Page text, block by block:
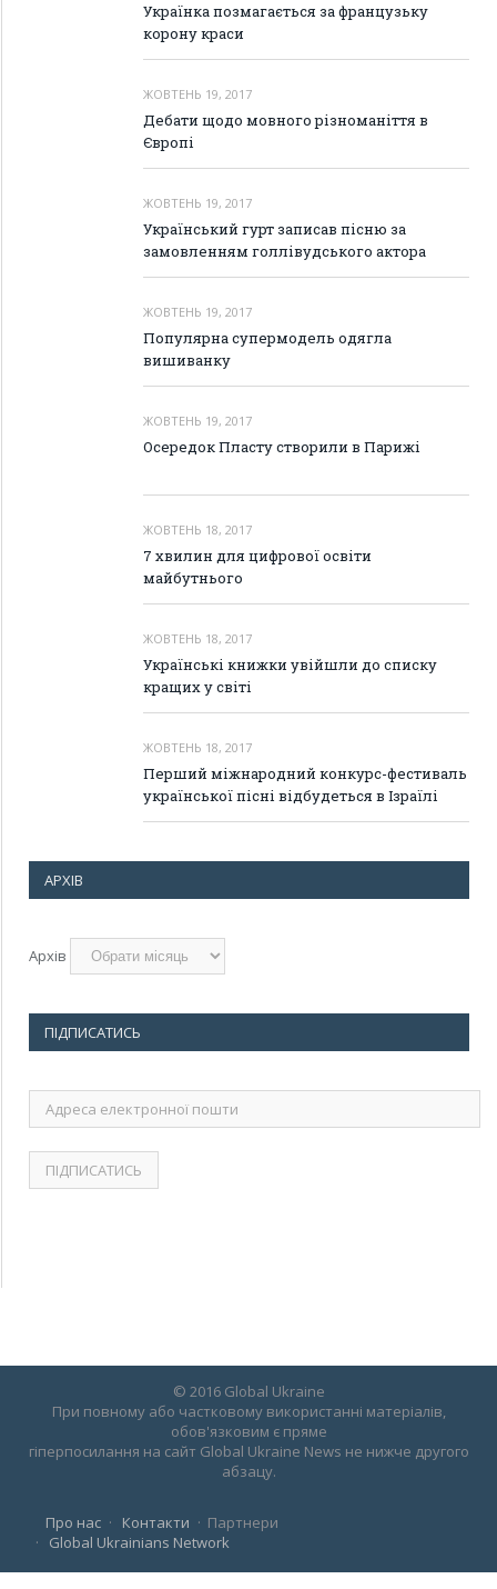
Українка позмагається за французьку
корону краси
ЖОВТЕНЬ 19, 2017
Дебати щодо мовного різноманіття в
Європі
ЖОВТЕНЬ 19, 2017
Український гурт записав пісню за
замовленням голлівудського актора
ЖОВТЕНЬ 19, 2017
Популярна супермодель одягла
вишиванку
ЖОВТЕНЬ 19, 2017
Осередок Пласту створили в Парижі
ЖОВТЕНЬ 18, 2017
7 хвилин для цифрової освіти
майбутнього
ЖОВТЕНЬ 18, 2017
Українські книжки увійшли до списку
кращих у світі
ЖОВТЕНЬ 18, 2017
Перший міжнародний конкурс-фестиваль
української пісні відбудеться в Ізраїлі
АРХІВ
Архів
ПІДПИСАТИСЬ
Адреса
електронної
© 2016 Global Ukraine
При повному або частковому використанні матеріалів,
обов'язковим є пряме
гіперпосилання на сайт Global Ukraine News не нижче другого
абзацу.
Про нас Контакти
Партнери
Global Ukrainians Network